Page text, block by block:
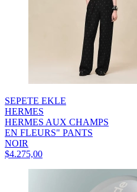
SEPETE EKLE
HERMES
HERMES AUX CHAMPS
EN FLEURS" PANTS
NOIR
$4.275,00